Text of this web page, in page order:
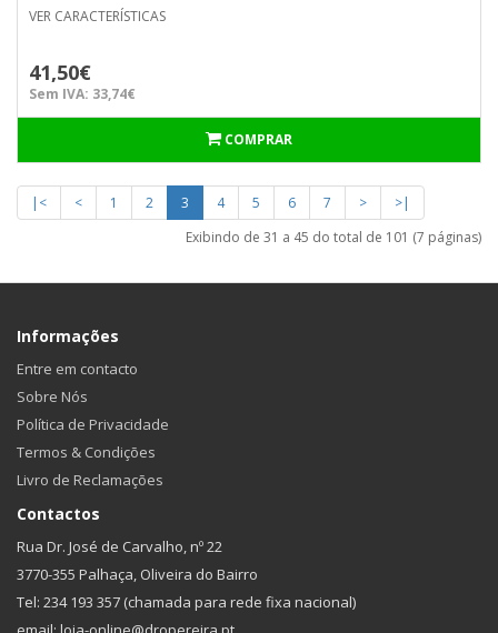
VER CARACTERÍSTICAS
41,50€
Sem IVA: 33,74€
COMPRAR
|< < 1 2 3 4 5 6 7 >
>|
Exibindo de 31 a 45 do total de 101 (7 páginas)
Informações
Entre em contacto
Sobre Nós
Política de Privacidade
Termos & Condições
Livro de Reclamações
Contactos
Rua Dr. José de Carvalho, nº 22
3770-355 Palhaça, Oliveira do Bairro
Tel: 234 193 357 (chamada para rede fixa nacional)